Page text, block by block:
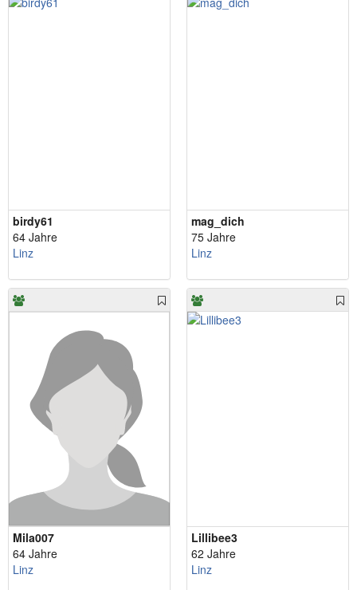
birdy61
64 Jahre
Linz
mag_dich
75 Jahre
Linz
Mila007
64 Jahre
Linz
Lillibee3
62 Jahre
Linz